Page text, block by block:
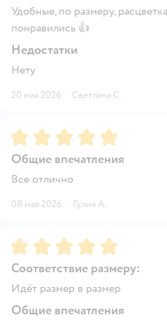
Удобные, по размеру,
понравились 👍
Недостатки
Нету
20 мая 2026 · Светлана С.
Рейтинг:5
Общие впечатления
Все отлично
08 мая 2026 · Гулия А.
Рейтинг:5
Соответствие размеру:
Идёт размер в размер
Общие впечатления